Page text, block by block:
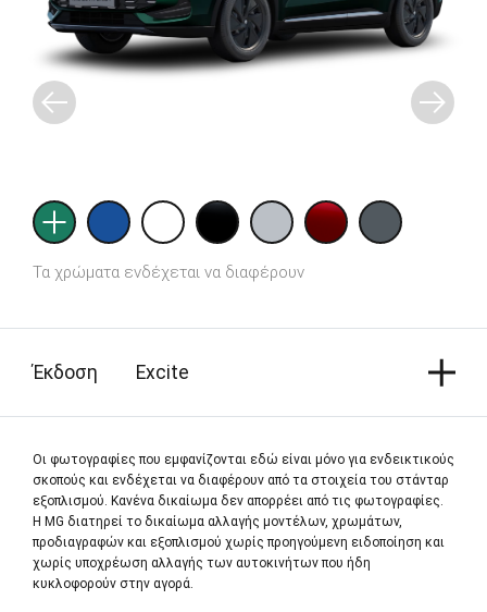
Τα χρώματα ενδέχεται να διαφέρουν
Έκδοση Εxcite
Οι φωτογραφίες που εμφανίζονται εδώ είναι μόνο για ενδεικτικούς
σκοπούς και ενδέχεται να διαφέρουν από τα στοιχεία του στάνταρ
εξοπλισμού. Κανένα δικαίωμα δεν απορρέει από τις φωτογραφίες.
Η MG διατηρεί το δικαίωμα αλλαγής μοντέλων, χρωμάτων,
προδιαγραφών και εξοπλισμού χωρίς προηγούμενη ειδοποίηση και
χωρίς υποχρέωση αλλαγής των αυτοκινήτων που ήδη
κυκλοφορούν στην αγορά.